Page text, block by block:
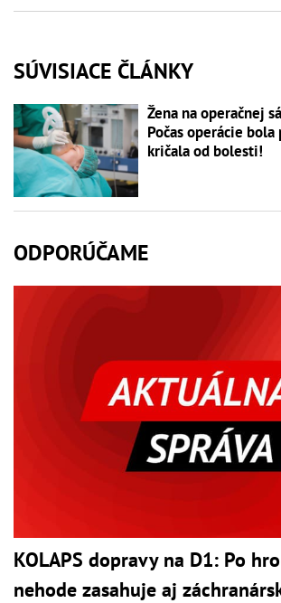
SÚVISIACE ČLÁNKY
Žena na operačnej
Počas operácie
kričala od bolesti!
ODPORÚČAME
KOLAPS dopravy na D1: Po
nehode zasahuje aj